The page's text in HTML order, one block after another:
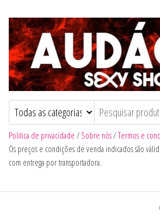
Audacia Sexy Shop
Politica de privacidade / Sobre nós/Termos e
Os preços e condições de venda indicados são
com entrega por transportadora.